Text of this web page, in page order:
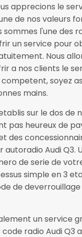
apprecions le
de nos valeurs
sommes l'une des
un service pour
Nous
a nos clients le
soyez
mains.
sur le dos de
pas heureux de
des
Audi Q3.
de serie de
simple en 3
de deverrouillage
un service
radio Audi Q3